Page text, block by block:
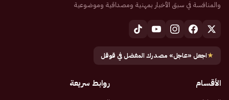
والمنافسة في سبق الأخبار بمهنية ومصداقية وموضوعية
★اجعل «عاجل» مصدرك المفضل في قوقل
الأقسام روابط سريعة